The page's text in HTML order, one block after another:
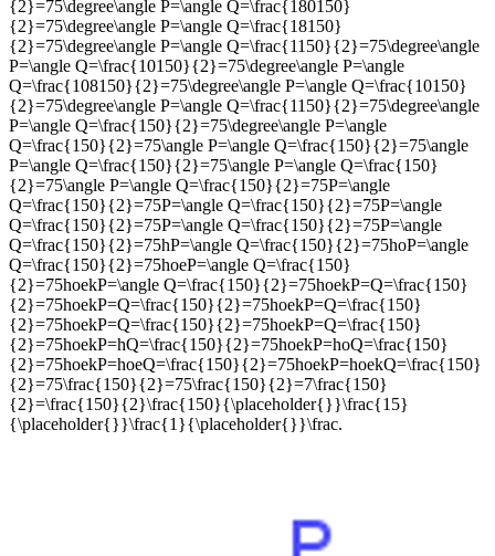
{2}=75\degree\angle P=\angle Q=\frac{180150}
{2}=75\degree\angle P=\angle Q=\frac{18150}
{2}=75\degree\angle P=\angle Q=\frac{1150}{2}=75\degree\angle
P=\angle Q=\frac{10150}{2}=75\degree\angle P=\angle
Q=\frac{108150}{2}=75\degree\angle P=\angle Q=\frac{10150}
{2}=75\degree\angle P=\angle Q=\frac{1150}{2}=75\degree\angle
P=\angle Q=\frac{150}{2}=75\degree\angle P=\angle
Q=\frac{150}{2}=75\angle P=\angle Q=\frac{150}{2}=75\angle
P=\angle Q=\frac{150}{2}=75\angle P=\angle Q=\frac{150}
{2}=75\angle P=\angle Q=\frac{150}{2}=75P=\angle
Q=\frac{150}{2}=75P=\angle Q=\frac{150}{2}=75P=\angle
Q=\frac{150}{2}=75P=\angle Q=\frac{150}{2}=75P=\angle
Q=\frac{150}{2}=75hP=\angle Q=\frac{150}{2}=75hoP=\angle
Q=\frac{150}{2}=75hoeP=\angle Q=\frac{150}
{2}=75hoekP=\angle Q=\frac{150}{2}=75hoekP=Q=\frac{150}
{2}=75hoekP=Q=\frac{150}{2}=75hoekP=Q=\frac{150}
{2}=75hoekP=Q=\frac{150}{2}=75hoekP=Q=\frac{150}
{2}=75hoekP=hQ=\frac{150}{2}=75hoekP=hoQ=\frac{150}
{2}=75hoekP=hoeQ=\frac{150}{2}=75hoekP=hoekQ=\frac{150}
{2}=75\frac{150}{2}=75\frac{150}{2}=7\frac{150}
{2}=\frac{150}{2}\frac{150}{\placeholder{}}\frac{15}
{\placeholder{}}\frac{1}{\placeholder{}}\frac.